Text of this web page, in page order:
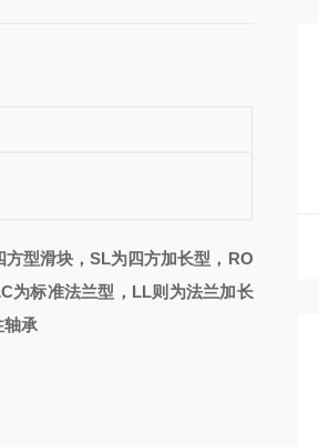
型滑块，SL为四方加长型， RO
为标准法兰型， LL则为法兰加长
轴承